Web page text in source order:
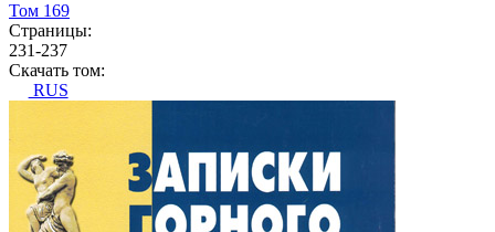
Том 169
Страницы:
231-237
Скачать том:
RUS